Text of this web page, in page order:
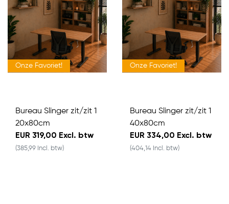
Onze Favoriet!
Bureau Slinger zit/zit 1
20x80cm
EUR 319,00 Excl. btw
(385,99 Incl. btw)
Onze Favoriet!
Bureau Slinger zit/zit 1
40x80cm
EUR 334,00 Excl. btw
(404,14 Incl. btw)